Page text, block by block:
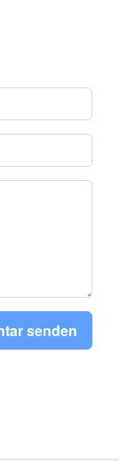
senden